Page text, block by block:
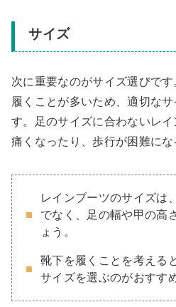
サイズ
次に重要なのがサイズ選びで
履くことが多いため、適切な
す。足のサイズに合わないレ
痛くなったり、歩行が困難にな
レインブーツのサイズは
でなく、足の幅や甲の高
ょう。
靴下を履くことを考える
サイズを選ぶのがおすす